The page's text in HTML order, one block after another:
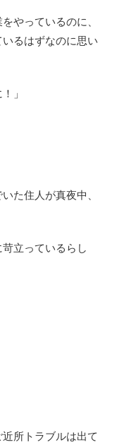
やっているのに、
るはずなのに思い
」
た住人が真夜中、
立っているらし
所トラブルは出て